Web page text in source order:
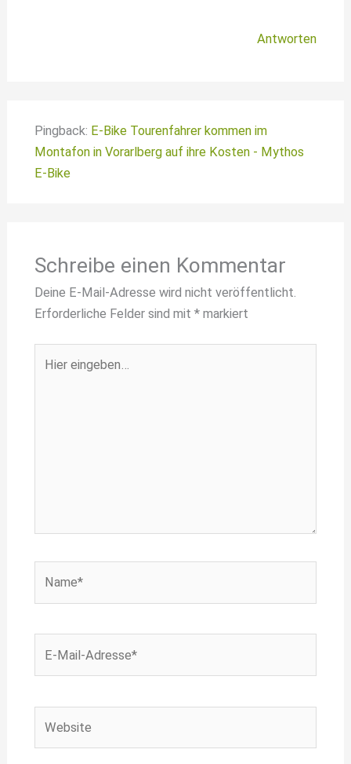
Antworten
Pingback: E-Bike Tourenfahrer kommen im
Montafon in Vorarlberg auf ihre Kosten - Mythos
E-Bike
Schreibe einen Kommentar
Deine E-Mail-Adresse wird nicht veröffentlicht.
Erforderliche Felder sind mit *markiert
eingeben…